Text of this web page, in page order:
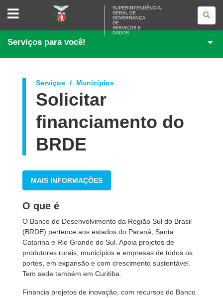
SUPERINTENDÊNCIA-
<BR>GOVERNANÇA
SERVIÇOS
DADOS
SUPERINTENDÊNCIA-
GERAL DE
GOVERNANÇA
DE
SERVIÇOS E
DADOS
Serviços para você!
Serviços Municípios
Solicitar
financiamento do
BRDE
MAIS INFORMAÇÕES
O que é
O Banco de Desenvolvimento da Região Sul do Brasil
(BRDE) pertence aos estados do Paraná, Santa
Catarina e Rio Grande do Sul. Apoia projetos de
produtores rurais, municípios e empresas de todos os
portes, em expansão e com crescimento sustentável.
Tem sede também em Curitiba.
Financia projetos de inovação, com recursos do Banco